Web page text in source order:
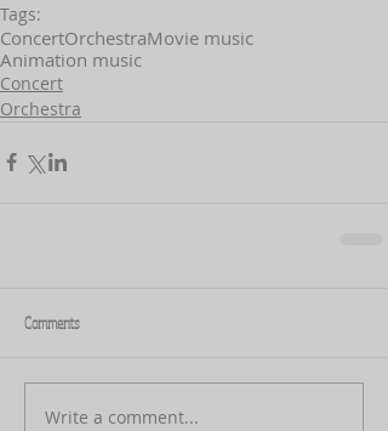
Tags:
ConcertOrchestraMovie music
Animation music
Concert
Orchestra
Comments
Write a comment...